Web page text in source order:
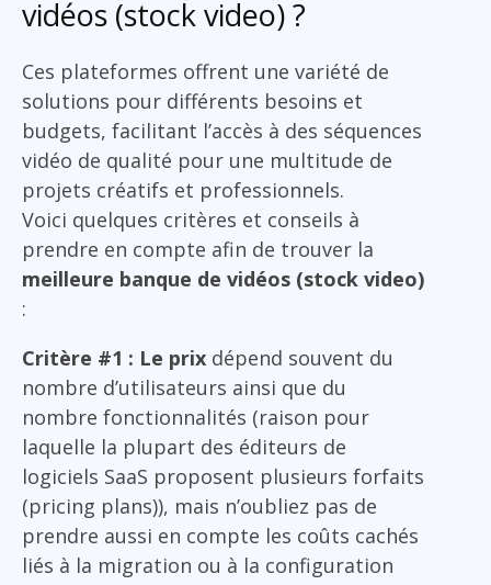
vidéos (stock video) ?
Ces plateformes offrent une variété de
solutions pour différents besoins et
budgets, facilitant l’accès à des séquences
vidéo de qualité pour une multitude de
projets créatifs et professionnels.
Voici quelques critères et conseils à
prendre en compte afin de trouver la
meilleure banque de vidéos (stock video)
:
Critère #1 : Le prix dépend souvent du
nombre d’utilisateurs ainsi que du
nombre fonctionnalités (raison pour
laquelle la plupart des éditeurs de
logiciels SaaS proposent plusieurs forfaits
(pricing plans)), mais n’oubliez pas de
prendre aussi en compte les coûts cachés
liés à la migration ou à la configuration